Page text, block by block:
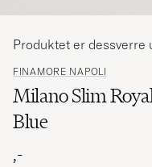
FINAMORE NAPOLI
Milano Slim
Blue
,-
Produktet er dessverre